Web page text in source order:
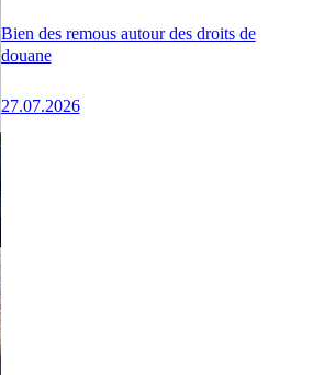
Bien des remous autour des droits de
douane
27.07.2026